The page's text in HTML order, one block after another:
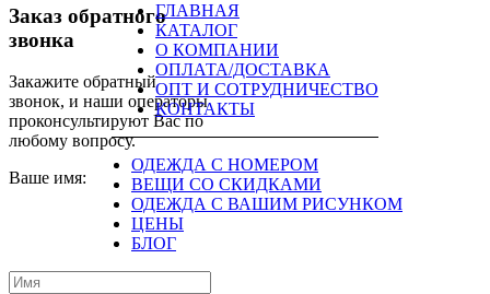
ГЛАВНАЯ
КАТАЛОГ
О КОМПАНИИ
ОПЛАТА/ДОСТАВКА
ОПТ И СОТРУДНИЧЕСТВО
КОНТАКТЫ
ОДЕЖДА С НОМЕРОМ
ВЕЩИ СО СКИДКАМИ
ОДЕЖДА С ВАШИМ РИСУНКОМ
ЦЕНЫ
БЛОГ
Заказ обратного
звонка
Закажите обратный
звонок, и наши операторы
проконсультируют Вас по
любому вопросу.
Ваше имя: